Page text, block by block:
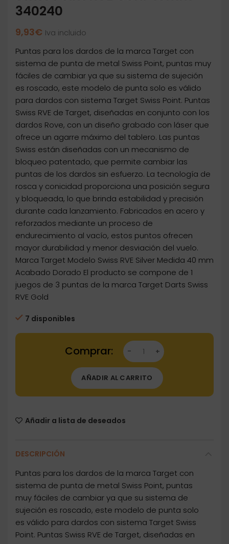
340240
9,93€ Iva incluido
Puntas para los dardos de la marca Target con
sistema de punta de metal Swiss Point, puntas muy
fáciles de cambiar ya que su sistema de sujeción
es roscado, este modelo de punta solo es válido
para dardos con sistema Target Swiss Point. Puntas
Swiss RVE de Target, diseñadas en conjunto con los
dardos Rove, con un diseño grabado con láser que
ofrece un agarre máximo del tablero. Las puntas
Swiss están diseñadas con un mecanismo de
bloqueo patentado, que permite cambiar las
puntas de los dardos sin esfuerzo. La tecnología de
rosca y conicidad proporciona una posición segura
y bloqueada, lo que brinda estabilidad y precisión
durante cada lanzamiento. Fabricados en acero y
reforzados mediante un proceso de
endurecimiento al vacío, estos puntos ofrecen
mayor durabilidad y menor desviación del vuelo.
Marca Target Modelo Swiss RVE Silver Medida 40 mm
Acabado Dorado El producto se compone de 1
juegos de 3 puntas de la marca Target Darts Swiss
RVE Gold
7 disponibles
Dartstore Puntas Target Darts Swiss Point
AÑADIR AL CARRITO
Añadir a lista de deseados
DESCRIPCIÓN
Puntas para los dardos de la marca Target con
sistema de punta de metal Swiss Point, puntas
muy fáciles de cambiar ya que su sistema de
sujeción es roscado, este modelo de punta solo
es válido para dardos con sistema Target Swiss
Point. Puntas Swiss RVE de Target, diseñadas en